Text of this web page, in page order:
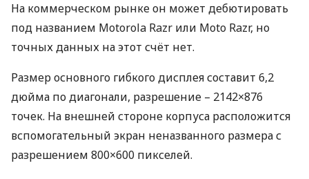
На коммерческом рынке он может дебютировать
под названием Motorola Razr или Moto Razr, но
точных данных на этот счёт нет.
Размер основного гибкого дисплея составит 6,2
дюйма по диагонали, разрешение – 2142×876
точек. На внешней стороне корпуса расположится
вспомогательный экран неназванного размера с
разрешением 800×600 пикселей.